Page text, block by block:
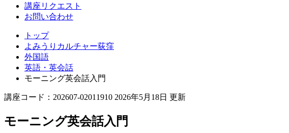
講座リクエスト
お問い合わせ
トップ
よみうりカルチャー荻窪
外国語
英語・英会話
モーニング英会話入門
講座コード：202607-02011910 2026年5月18日 更新
モーニング英会話入門